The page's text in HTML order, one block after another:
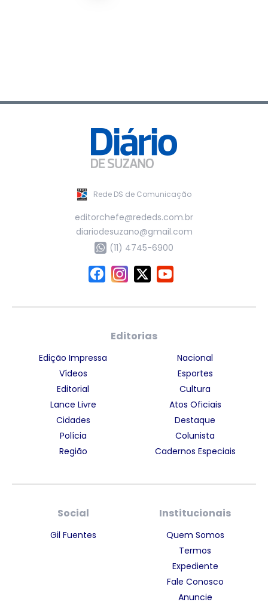
Rede DS de Comunicação
editorchefe@rededs.com.br
diariodesuzano@gmail.com
(11) 4745-6900
Editorias
Edição Impressa
Vídeos
Editorial
Lance Livre
Cidades
Polícia
Região
Nacional
Esportes
Cultura
Atos Oficiais
Destaque
Colunista
Cadernos Especiais
Social
Gil Fuentes
Institucionais
Quem Somos
Termos
Expediente
Fale Conosco
Anuncie